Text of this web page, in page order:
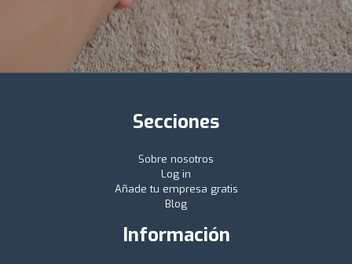
Secciones
Sobre nosotros
Log in
Añade tu empresa gratis
Blog
Información